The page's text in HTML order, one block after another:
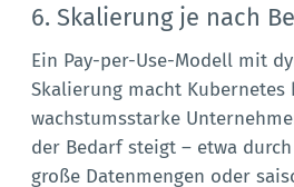
6. Skalierung je nach
Ein Pay-per-Use-Modell mit
Skalierung macht Kubernetes
wachstumsstarke
der Bedarf steigt – etwa
große Datenmengen oder